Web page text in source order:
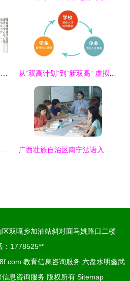
双嘎乡加油站斜对面马姚路口二楼
：1778525**
教育信息咨询服务 六盘水明鑫武
信息咨询服务 版权所有 Sitemap